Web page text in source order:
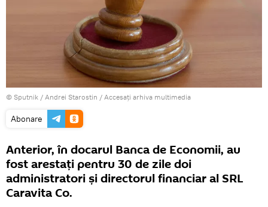
© Sputnik / Andrei Starostin / Accesați arhiva multimedia
Abonare
Anterior, în docarul Banca de Economii, au
fost arestați pentru 30 de zile doi
administratori și directorul financiar al SRL
Caravita Co.